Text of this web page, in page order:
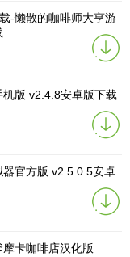
-懒散的咖啡师大亨游
版 v2.4.8安卓版下载
官方版 v2.5.0.5安卓
卡咖啡店汉化版